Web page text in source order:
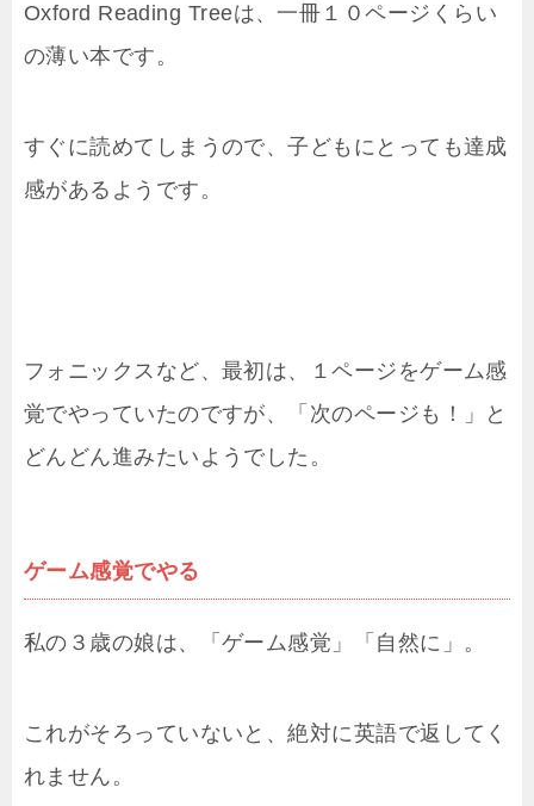
Oxford Reading Treeは、一冊１０ページくらい
の薄い本です。
すぐに読めてしまうので、子どもにとっても達成
感があるようです。
フォニックスなど、最初は、１ページをゲーム感
覚でやっていたのですが、「次のページも！」と
どんどん進みたいようでした。
ゲーム感覚でやる
私の３歳の娘は、「ゲーム感覚」「自然に」。
これがそろっていないと、絶対に英語で返してく
れません。